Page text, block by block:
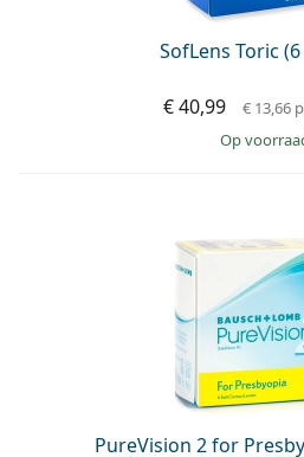
SofLens Toric
€ 40,99 € 13,66
op
PureVision 2 for